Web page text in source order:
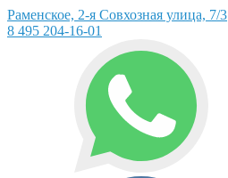
Раменское, 2-я Совхозная улица, 7/3
8 495 204-16-01